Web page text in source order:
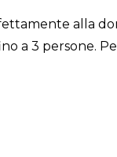
alla
a 3 persone.